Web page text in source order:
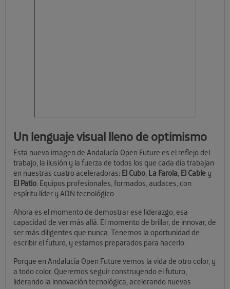
Un lenguaje visual lleno de optimismo
Esta nueva imagen de Andalucía Open Future es el reflejo del
trabajo, la ilusión y la fuerza de todos los que cada día trabajan
en nuestras cuatro aceleradoras: El Cubo, La Farola, El Cable y
El Patio. Equipos profesionales, formados, audaces, con
espíritu líder y ADN tecnológico.
Ahora es el momento de demostrar ese liderazgo, esa
capacidad de ver más allá. El momento de brillar, de innovar, de
ser más diligentes que nunca. Tenemos la oportunidad de
escribir el futuro, y estamos preparados para hacerlo.
Porque en Andalucía Open Future vemos la vida de otro color, y
a todo color. Queremos seguir construyendo el futuro,
liderando la innovación tecnológica, acelerando nuevas